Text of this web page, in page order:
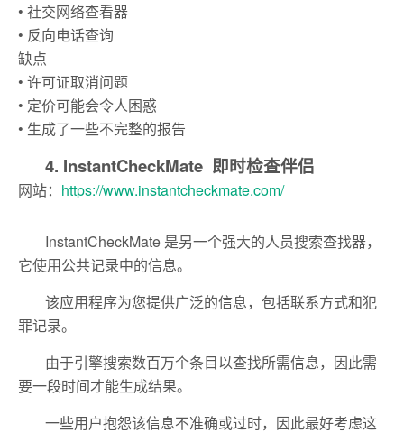
• 社交网络查看器
• 反向电话查询
缺点
• 许可证取消问题
• 定价可能会令人困惑
• 生成了一些不完整的报告
4. InstantCheckMate 即时检查伴侣
网站： https://www.instantcheckmate.com/
InstantCheckMate 是另一个强大的人员搜索查找器，
它使用公共记录中的信息。
该应用程序为您提供广泛的信息，包括联系方式和犯
罪记录。
由于引擎搜索数百万个条目以查找所需信息，因此需
要一段时间才能生成结果。
一些用户抱怨该信息不准确或过时，因此最好考虑这